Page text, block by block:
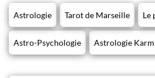
Astrologie Tarot de Marseille Le
Astro-Psychologie Astrologie